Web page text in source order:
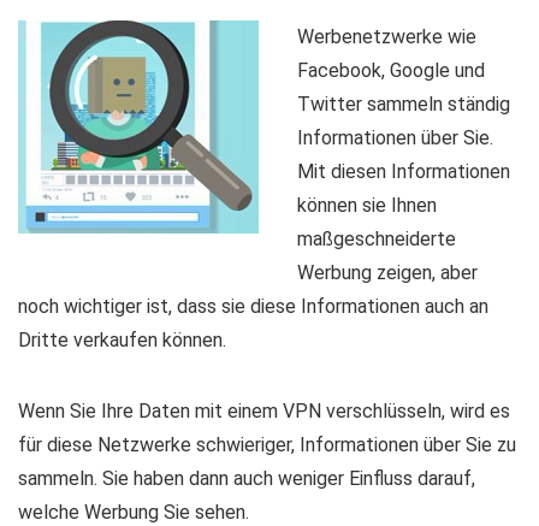
Werbenetzwerke wie
Facebook, Google und
Twitter sammeln ständig
Informationen über Sie.
Mit diesen Informationen
können sie Ihnen
maßgeschneiderte
Werbung zeigen, aber
noch wichtiger ist, dass sie diese Informationen auch an
Dritte verkaufen können.
Wenn Sie Ihre Daten mit einem VPN verschlüsseln, wird es
für diese Netzwerke schwieriger, Informationen über Sie zu
sammeln. Sie haben dann auch weniger Einfluss darauf,
welche Werbung Sie sehen.